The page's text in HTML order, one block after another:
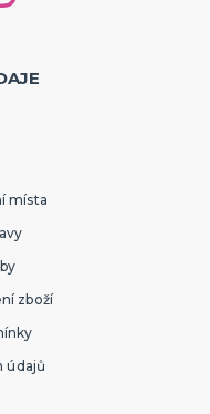
místa
zboží
údajů